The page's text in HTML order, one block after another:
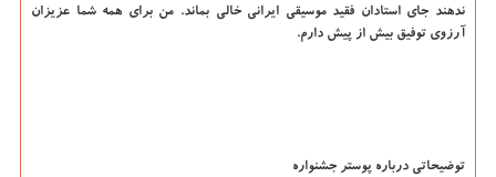
ندهند جای استادان فقید موسیقی ایرانی خالی بماند. من برای همه شما عزیزان
آرزوی توفیق بیش از پیش دارم.
توضیحاتی درباره پوستر جشنواره